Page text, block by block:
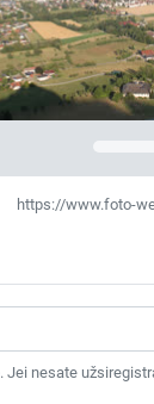
https://www.foto-
nesate